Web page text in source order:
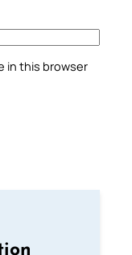
in this browser